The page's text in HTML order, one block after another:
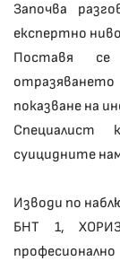
Започва
експертно
Поставя
показване на
Специалист
суицидните
Изводи по
БНТ 1,